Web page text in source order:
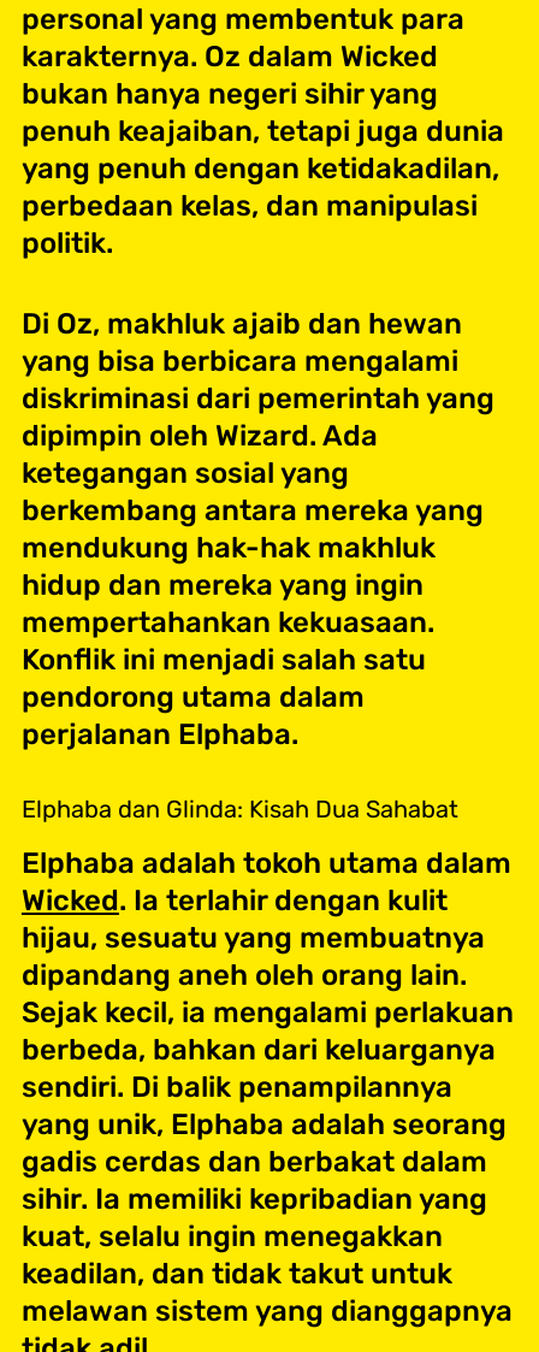
personal yang membentuk para
karakternya. Oz dalam Wicked
bukan hanya negeri sihir yang
penuh keajaiban, tetapi juga dunia
yang penuh dengan ketidakadilan,
perbedaan kelas, dan manipulasi
politik.
Di Oz, makhluk ajaib dan hewan
yang bisa berbicara mengalami
diskriminasi dari pemerintah yang
dipimpin oleh Wizard. Ada
ketegangan sosial yang
berkembang antara mereka yang
mendukung hak-hak makhluk
hidup dan mereka yang ingin
mempertahankan kekuasaan.
Konflik ini menjadi salah satu
pendorong utama dalam
perjalanan Elphaba.
Elphaba dan Glinda: Kisah Dua Sahabat
Elphaba adalah tokoh utama dalam
Wicked. Ia terlahir dengan kulit
hijau, sesuatu yang membuatnya
dipandang aneh oleh orang lain.
Sejak kecil, ia mengalami perlakuan
berbeda, bahkan dari keluarganya
sendiri. Di balik penampilannya
yang unik, Elphaba adalah seorang
gadis cerdas dan berbakat dalam
sihir. Ia memiliki kepribadian yang
kuat, selalu ingin menegakkan
keadilan, dan tidak takut untuk
melawan sistem yang dianggapnya